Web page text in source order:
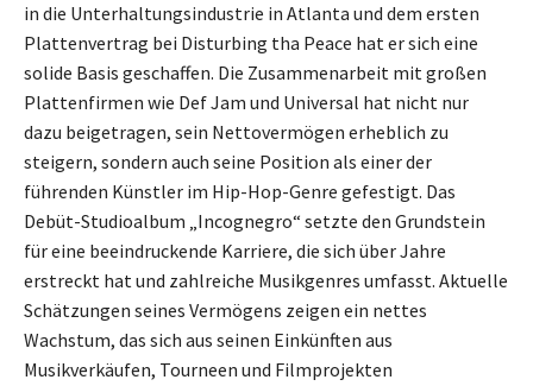
in die Unterhaltungsindustrie in Atlanta und dem ersten
Plattenvertrag bei Disturbing tha Peace hat er sich eine
solide Basis geschaffen. Die Zusammenarbeit mit großen
Plattenfirmen wie Def Jam und Universal hat nicht nur
dazu beigetragen, sein Nettovermögen erheblich zu
steigern, sondern auch seine Position als einer der
führenden Künstler im Hip-Hop-Genre gefestigt. Das
Debüt-Studioalbum „Incognegro“ setzte den Grundstein
für eine beeindruckende Karriere, die sich über Jahre
erstreckt hat und zahlreiche Musikgenres umfasst. Aktuelle
Schätzungen seines Vermögens zeigen ein nettes
Wachstum, das sich aus seinen Einkünften aus
Musikverkäufen, Tourneen und Filmprojekten